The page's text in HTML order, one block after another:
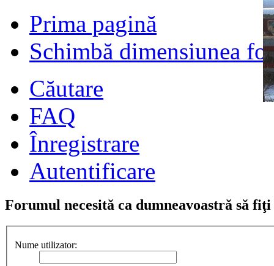
Prima pagină
Schimbă dimensiunea
Căutare
FAQ
Înregistrare
Autentificare
Forumul necesită ca dumneavoastră să
Nume utilizator: